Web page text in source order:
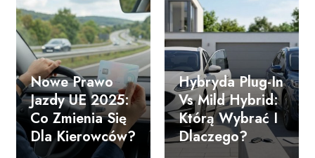
Nowe Prawo
Jazdy UE 2025:
Co Zmienia Się
Dla Kierowców?
Hybryda Plug-In
Vs Mild Hybrid:
Którą Wybrać I
Dlaczego?